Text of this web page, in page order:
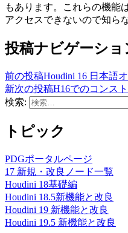
もあります。これらの機能
アクセスできないので知ら
投稿ナビゲーショ
前の投稿Houdini 16 日本語
新次の投稿H16でのコンス
検索:
トピック
PDGポータルページ
17 新規・改良ノード一覧
Houdini 18基礎編
Houdini 18.5新機能と改良
Houdini 19 新機能と改良
Houdini 19.5 新機能と改良